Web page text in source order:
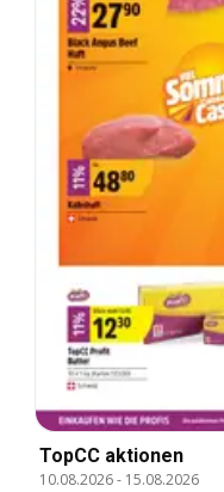
TopCC aktionen
10.08.2026- 15.08.2026